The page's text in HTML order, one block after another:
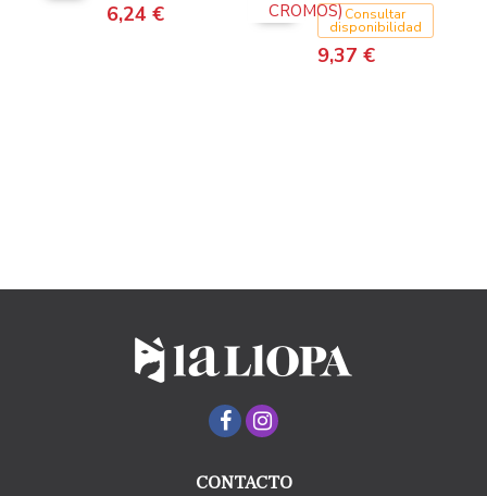
6,24 € Consultar
disponibilidad
9,37 €
CONTACTO